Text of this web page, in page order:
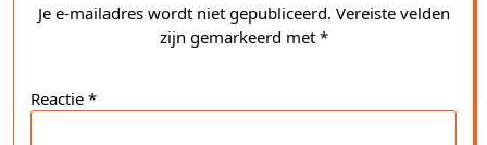
Je e-mailadres wordt niet gepubliceerd. Vereiste velden
zijn gemarkeerd met *
Reactie *